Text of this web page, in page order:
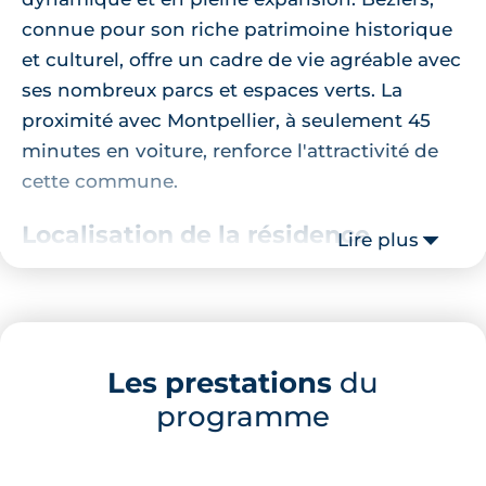
connue pour son riche patrimoine historique
et culturel, offre un cadre de vie agréable avec
ses nombreux parcs et espaces verts. La
proximité avec Montpellier, à seulement 45
minutes en voiture, renforce l'attractivité de
cette commune.
Localisation de la résidence
pied de plusieurs commerces et services
est accessible en 12 minutes de marche,
offrant une variété de boutiques et de
restaurants. Pour les courses quotidiennes, un
Lire plus
Les prestations du
programme